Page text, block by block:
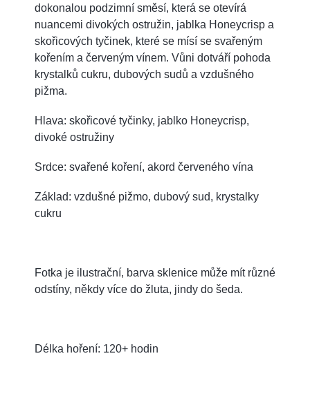
dokonalou podzimní směsí, která se otevírá
nuancemi divokých ostružin, jablka Honeycrisp a
skořicových tyčinek, které se mísí se svařeným
kořením a červeným vínem. Vůni dotváří pohoda
krystalků cukru, dubových sudů a vzdušného
pižma.
Hlava: skořicové tyčinky, jablko Honeycrisp,
divoké ostružiny
Srdce: svařené koření, akord červeného vína
Základ: vzdušné pižmo, dubový sud, krystalky
cukru
Fotka je ilustrační, barva sklenice může mít různé
odstíny, někdy více do žluta, jindy do šeda.
Délka hoření: 120+ hodin